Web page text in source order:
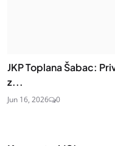
JKP Toplana Šabac:
z...
Jun 16, 2026 0